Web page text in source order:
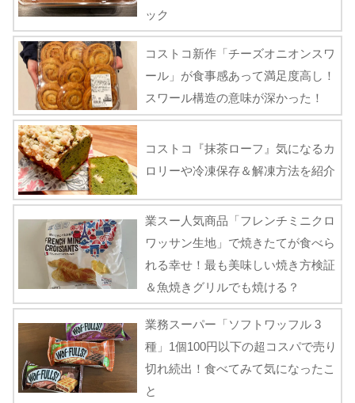
ック
コストコ新作「チーズオニオンスワ
ール」が食事感あって満足度高し！
スワール構造の意味が深かった！
コストコ『抹茶ローフ』気になるカ
ロリーや冷凍保存＆解凍方法を紹介
業スー人気商品「フレンチミニクロ
ワッサン生地」で焼きたてが食べら
れる幸せ！最も美味しい焼き方検証
＆魚焼きグリルでも焼ける？
業務スーパー「ソフトワッフル 3
種」1個100円以下の超コスパで売り
切れ続出！食べてみて気になったこ
と